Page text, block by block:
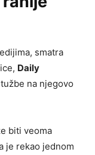
smatra
Daily
na njegovo
biti veoma
je rekao jednom